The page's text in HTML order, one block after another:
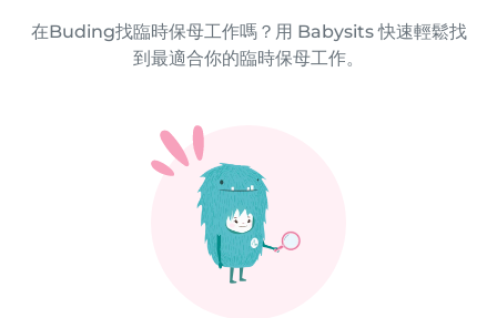
在Buding找臨時保母工作嗎？用 Babysits 快速輕鬆找
到最適合你的臨時保母工作。